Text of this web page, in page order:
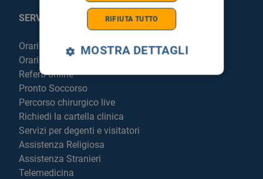
SERVIZI AL PAZIENTE
Orari sportelli
Orari visite
Referti online
Pronto Soccorso
Percorso chirurgico live
Richiedi la cartella clinica
Servizi per degenti e visitatori
Assistenza Religiosa
Assistenza Stranieri
Telemedicina
RIFIUTA TUTTO
MOSTRA DETTAGLI